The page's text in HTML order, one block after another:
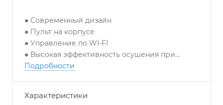
● Современный дизайн
● Пульт на корпусе
● Управление по WI-FI
● Высокая эффективность осушения при
низком энергопотреблении
● Универсальный монтаж: настенный,
Подробности
Характеристики